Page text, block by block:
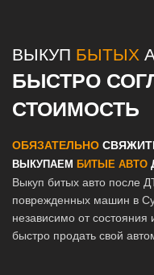
ВЫКУП БЫТЫХ
БЫСТРО
СТОИМОСТЬ
ОБЯЗАТЕЛЬНО
ВЫКУПАЕМ БИТЫЕ АВТО
Выкуп битых авто после
поврежденных машин в
независимо от
быстро продать свой